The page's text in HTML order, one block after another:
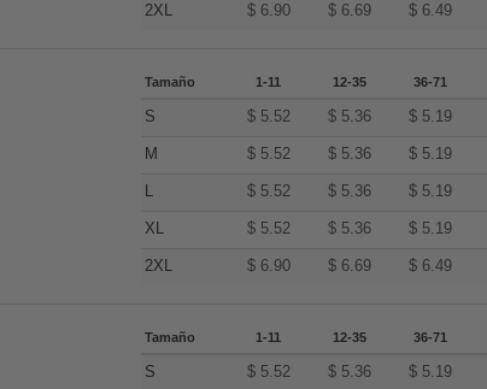
2XL $ 6.90 $ 6.69 $ 6.49
Tamaño 1-11 12-35 36-71
S $ 5.52 $ 5.36 $ 5.19
M $ 5.52 $ 5.36 $ 5.19
L $ 5.52 $ 5.36 $ 5.19
XL $ 5.52 $ 5.36 $ 5.19
2XL $ 6.90 $ 6.69 $ 6.49
Tamaño 1-11 12-35 36-71
S $ 5.52 $ 5.36 $ 5.19